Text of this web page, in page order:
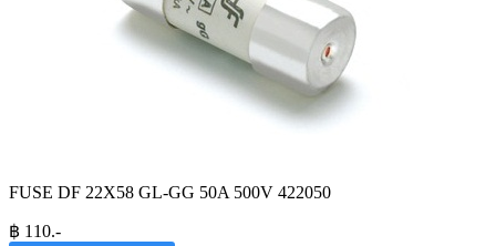
FUSE DF 22X58 GL-GG 50A 500V 422050
฿ 110.-